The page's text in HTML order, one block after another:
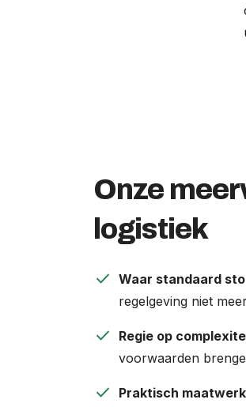
Onze
logistiek
check Waar standaard
regelgeving niet
check Regie op
voorwaarden
check Praktisch